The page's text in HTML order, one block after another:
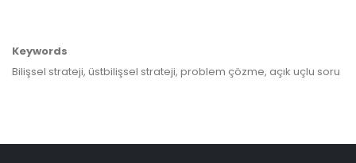
Keywords
Bilişsel strateji, üstbilişsel strateji, problem çözme, açık uçlu soru